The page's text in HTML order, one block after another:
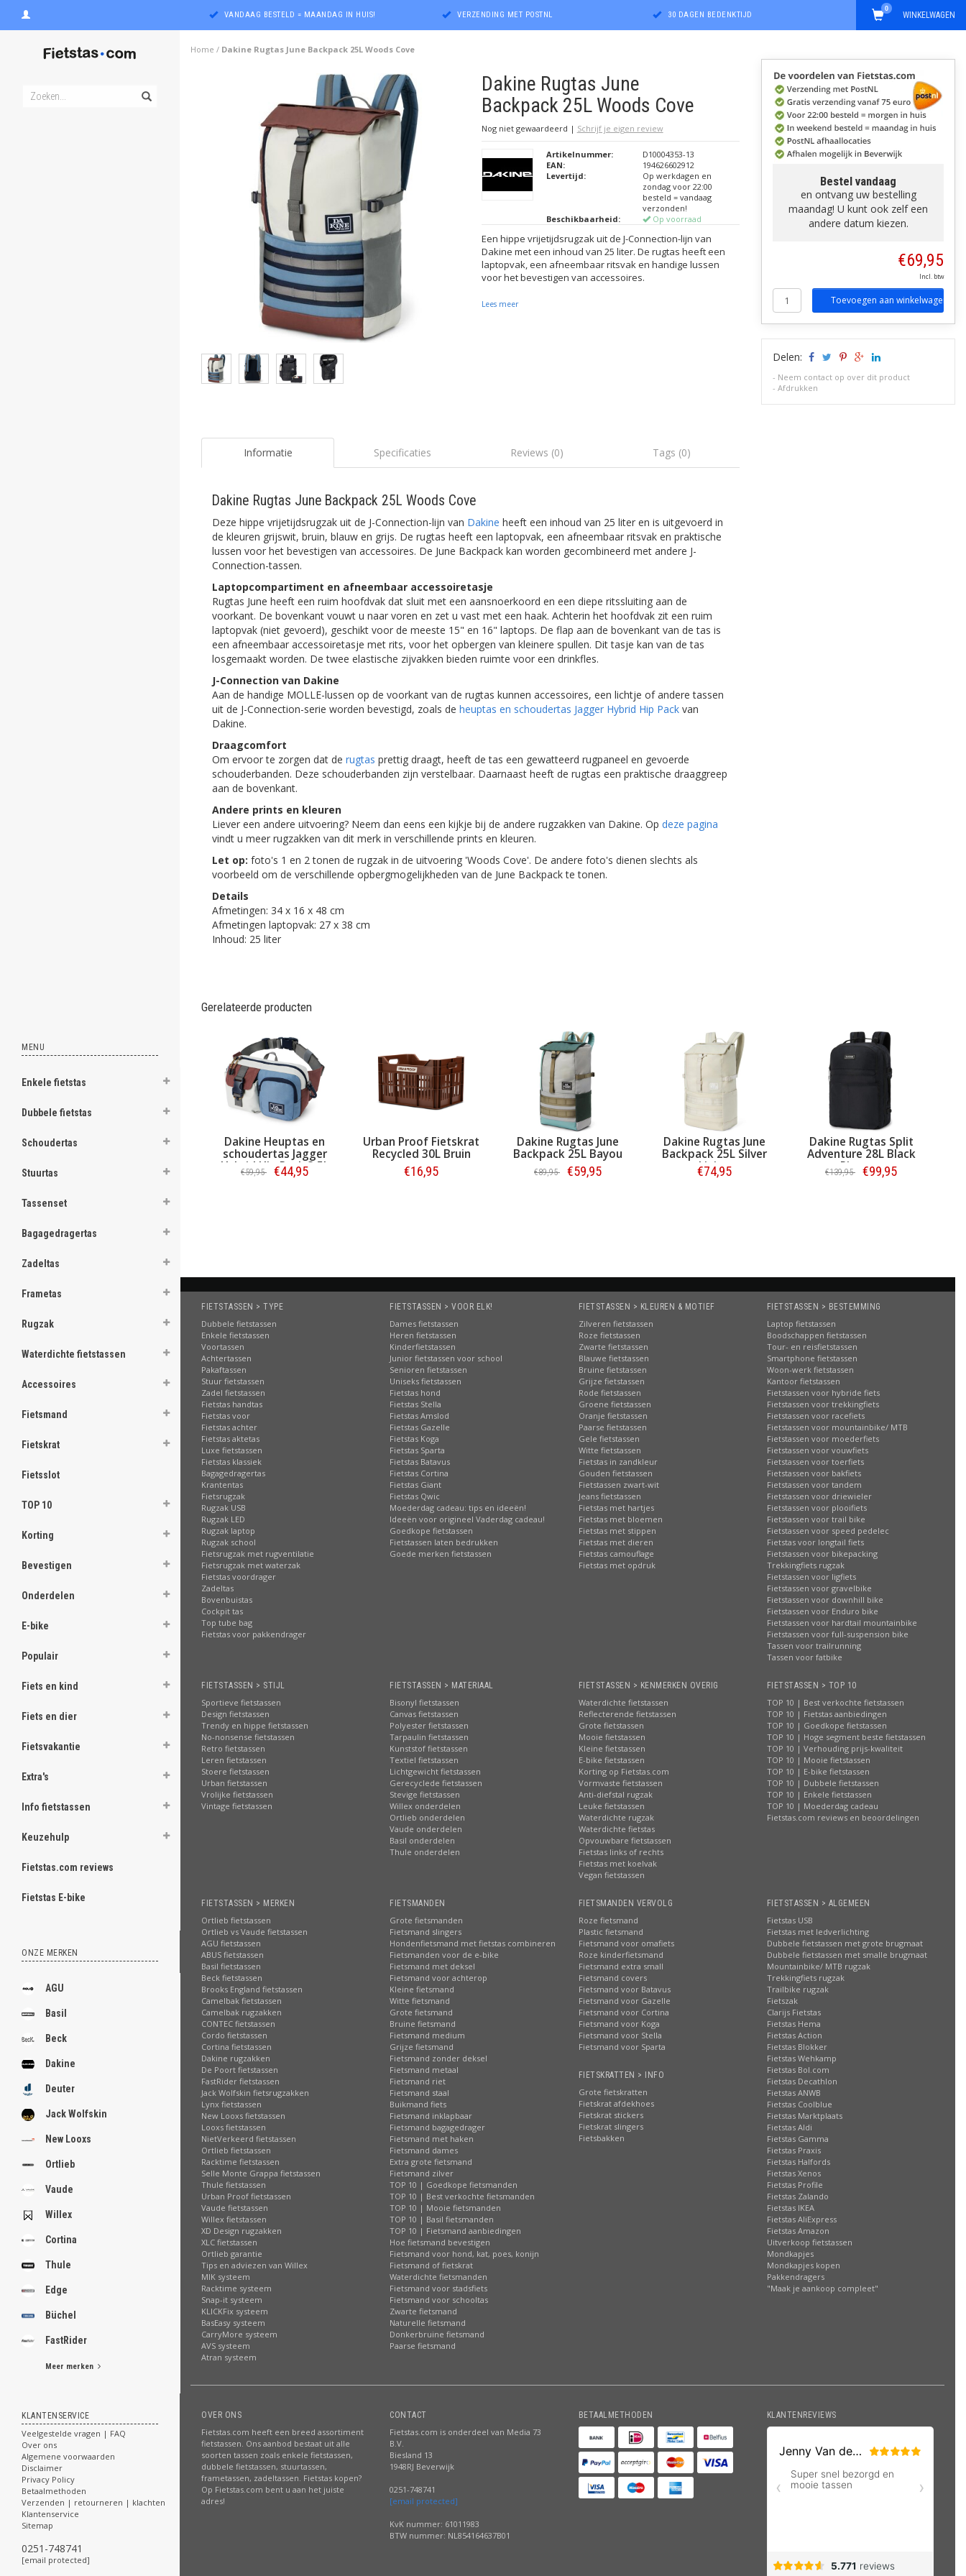
VANDAAG BESTELD = MAANDAG IN HUIS! VERZENDING MET POSTNL 30 DAGEN BEDENKTIJD WINKELWAGEN
0
MENU
Enkele fietstas
Dubbele fietstas
Schoudertas
Stuurtas
Tassenset
Bagagedragertas
Zadeltas
Frametas
Rugzak
Waterdichte fietstassen
Accessoires
Fietsmand
Fietskrat
Fietsslot
TOP 10
Korting
Bevestigen
Onderdelen
E-bike
Populair
Fiets en kind
Fiets en dier
Fietsvakantie
Extra's
Info fietstassen
Keuzehulp
Fietstas.com reviews
Fietstas E-bike
ONZE MERKEN
AGU
Basil
Beck
Dakine
Deuter
Jack Wolfskin
New Looxs
Ortlieb
Vaude
Willex
Cortina
Thule
Edge
Büchel
FastRider
Meer merken
KLANTENSERVICE
Veelgestelde vragen | FAQ
Over ons
Algemene voorwaarden
Disclaimer
Privacy Policy
Betaalmethoden
Verzenden | retourneren | klachten
Klantenservice
Sitemap
0251-748741
[email protected]
.
.
.
.
.
.
.
.
Home / Dakine Rugtas June Backpack 25L Woods Cove
Dakine Rugtas June
Backpack 25L Woods Cove
Nog niet gewaardeerd | Schrijf je eigen review
Artikelnummer:
D10004353-13
EAN:
194626602912
Levertijd:
Op werkdagen en
zondag voor 22:00
besteld = vandaag
verzonden!
Beschikbaarheid:
Op voorraad
Een hippe vrijetijdsrugzak uit de J-Connection-lijn van
Dakine met een inhoud van 25 liter. De rugtas heeft een
laptopvak, een afneembaar ritsvak en handige lussen
voor het bevestigen van accessoires.
Lees meer
Informatie Specificaties Reviews (0) Tags (0)
Dakine Rugtas June Backpack 25L Woods Cove
Deze hippe vrijetijdsrugzak uit de J-Connection-lijn van Dakine heeft een inhoud van 25 liter en is uitgevoerd in
de kleuren grijswit, bruin, blauw en grijs. De rugtas heeft een laptopvak, een afneembaar ritsvak en praktische
lussen voor het bevestigen van accessoires. De June Backpack kan worden gecombineerd met andere J-
Connection-tassen.
Laptopcompartiment en afneembaar accessoiretasje
Rugtas June heeft een ruim hoofdvak dat sluit met een aansnoerkoord en een diepe ritssluiting aan de
voorkant. De bovenkant vouwt u naar voren en zet u vast met een haak. Achterin het hoofdvak zit een ruim
laptopvak (niet gevoerd), geschikt voor de meeste 15" en 16" laptops. De flap aan de bovenkant van de tas is
een afneembaar accessoiretasje met rits, voor het opbergen van kleinere spullen. Dit tasje kan van de tas
losgemaakt worden. De twee elastische zijvakken bieden ruimte voor een drinkfles.
J-Connection van Dakine
Aan de handige MOLLE-lussen op de voorkant van de rugtas kunnen accessoires, een lichtje of andere tassen
uit de J-Connection-serie worden bevestigd, zoals de heuptas en schoudertas Jagger Hybrid Hip Pack van
Dakine.
Draagcomfort
Om ervoor te zorgen dat de rugtas prettig draagt, heeft de tas een gewatteerd rugpaneel en gevoerde
schouderbanden. Deze schouderbanden zijn verstelbaar. Daarnaast heeft de rugtas een praktische draaggreep
aan de bovenkant.
Andere prints en kleuren
Liever een andere uitvoering? Neem dan eens een kijkje bij de andere rugzakken van Dakine. Op deze pagina
vindt u meer rugzakken van dit merk in verschillende prints en kleuren.
Let op: foto's 1 en 2 tonen de rugzak in de uitvoering 'Woods Cove'. De andere foto's dienen slechts als
voorbeeld om de verschillende opbergmogelijkheden van de June Backpack te tonen.
Details
Afmetingen: 34 x 16 x 48 cm
Afmetingen laptopvak: 27 x 38 cm
Inhoud: 25 liter
Bestel vandaag
en ontvang uw bestelling
maandag! U kunt ook zelf een
andere datum kiezen.
€69,95
Incl. btw
Toevoegen aan winkelwagen
Delen:
- Neem contact op over dit product
-Afdrukken
Gerelateerde producten
Dakine Heuptas en
schoudertas Jagger
Hybrid Hip Pack 3,5L
Woods Cove
€59,95 €44,95
Urban Proof Fietskrat
Recycled 30L Bruin
€16,95
Dakine Rugtas June
Backpack 25L Bayou
€89,95 €59,95
Dakine Rugtas June
Backpack 25L Silver
Lining
€74,95
Dakine Rugtas Split
Adventure 28L Black
Ripstop
€139,95 €99,95
FIETSTASSEN > TYPE
Dubbele fietstassen
Enkele fietstassen
Voortassen
Achtertassen
Pakaftassen
Stuur fietstassen
Zadel fietstassen
Fietstas handtas
Fietstas voor
Fietstas achter
Fietstas aktetas
Luxe fietstassen
Fietstas klassiek
Bagagedragertas
Krantentas
Fietsrugzak
Rugzak USB
Rugzak LED
Rugzak laptop
Rugzak school
Fietsrugzak met rugventilatie
Fietsrugzak met waterzak
Fietstas voordrager
Zadeltas
Bovenbuistas
Cockpit tas
Top tube bag
Fietstas voor pakkendrager
FIETSTASSEN > VOOR ELK!
Dames fietstassen
Heren fietstassen
Kinderfietstassen
Junior fietstassen voor school
Senioren fietstassen
Uniseks fietstassen
Fietstas hond
Fietstas Stella
Fietstas Amslod
Fietstas Gazelle
Fietstas Koga
Fietstas Sparta
Fietstas Batavus
Fietstas Cortina
Fietstas Giant
Fietstas Qwic
Moederdag cadeau: tips en ideeën!
Ideeën voor origineel Vaderdag cadeau!
Goedkope fietstassen
Fietstassen laten bedrukken
Goede merken fietstassen
FIETSTASSEN > KLEUREN & MOTIEF
Zilveren fietstassen
Roze fietstassen
Zwarte fietstassen
Blauwe fietstassen
Bruine fietstassen
Grijze fietstassen
Rode fietstassen
Groene fietstassen
Oranje fietstassen
Paarse fietstassen
Gele fietstassen
Witte fietstassen
Fietstas in zandkleur
Gouden fietstassen
Fietstassen zwart-wit
Jeans fietstassen
Fietstas met hartjes
Fietstas met bloemen
Fietstas met stippen
Fietstas met dieren
Fietstas camouflage
Fietstas met opdruk
FIETSTASSEN > BESTEMMING
Laptop fietstassen
Boodschappen fietstassen
Tour- en reisfietstassen
Smartphone fietstassen
Woon-werk fietstassen
Kantoor fietstassen
Fietstassen voor hybride fiets
Fietstassen voor trekkingfiets
Fietstassen voor racefiets
Fietstassen voor mountainbike/ MTB
Fietstassen voor moederfiets
Fietstassen voor vouwfiets
Fietstassen voor toerfiets
Fietstassen voor bakfiets
Fietstassen voor tandem
Fietstassen voor driewieler
Fietstassen voor plooifiets
Fietstassen voor trail bike
Fietstassen voor speed pedelec
Fietstas voor longtail fiets
Fietstassen voor bikepacking
Trekkingfiets rugzak
Fietstassen voor ligfiets
Fietstassen voor gravelbike
Fietstassen voor downhill bike
Fietstassen voor Enduro bike
Fietstassen voor hardtail mountainbike
Fietstassen voor full-suspension bike
Tassen voor trailrunning
Tassen voor fatbike
FIETSTASSEN > STIJL
Sportieve fietstassen
Design fietstassen
Trendy en hippe fietstassen
No-nonsense fietstassen
Retro fietstassen
Leren fietstassen
Stoere fietstassen
Urban fietstassen
Vrolijke fietstassen
Vintage fietstassen
FIETSTASSEN > MATERIAAL
Bisonyl fietstassen
Canvas fietstassen
Polyester fietstassen
Tarpaulin fietstassen
Kunststof fietstassen
Textiel fietstassen
Lichtgewicht fietstassen
Gerecyclede fietstassen
Stevige fietstassen
Willex onderdelen
Ortlieb onderdelen
Vaude onderdelen
Basil onderdelen
Thule onderdelen
FIETSTASSEN > KENMERKEN OVERIG
Waterdichte fietstassen
Reflecterende fietstassen
Grote fietstassen
Mooie fietstassen
Kleine fietstassen
E-bike fietstassen
Korting op Fietstas.com
Vormvaste fietstassen
Anti-diefstal rugzak
Leuke fietstassen
Waterdichte rugzak
Waterdichte fietstas
Opvouwbare fietstassen
Fietstas links of rechts
Fietstas met koelvak
Vegan fietstassen
FIETSTASSEN > TOP 10
TOP 10 | Best verkochte fietstassen
TOP 10 | Fietstas aanbiedingen
TOP 10 | Goedkope fietstassen
TOP 10 | Hoge segment beste fietstassen
TOP 10 | Verhouding prijs-kwaliteit
TOP 10 | Mooie fietstassen
TOP 10 | E-bike fietstassen
TOP 10 | Dubbele fietstassen
TOP 10 | Enkele fietstassen
TOP 10 | Moederdag cadeau
Fietstas.com reviews en beoordelingen
FIETSTASSEN > MERKEN
Ortlieb fietstassen
Ortlieb vs Vaude fietstassen
AGU fietstassen
ABUS fietstassen
Basil fietstassen
Beck fietstassen
Brooks England fietstassen
Camelbak fietstassen
Camelbak rugzakken
CONTEC fietstassen
Cordo fietstassen
Cortina fietstassen
Dakine rugzakken
De Poort fietstassen
FastRider fietstassen
Jack Wolfskin fietsrugzakken
Lynx fietstassen
New Looxs fietstassen
Looxs fietstassen
NietVerkeerd fietstassen
Ortlieb fietstassen
Racktime fietstassen
Selle Monte Grappa fietstassen
Thule fietstassen
Urban Proof fietstassen
Vaude fietstassen
Willex fietstassen
XD Design rugzakken
XLC fietstassen
Ortlieb garantie
Tips en adviezen van Willex
MIK systeem
Racktime systeem
Snap-it systeem
KLICKFix systeem
BasEasy systeem
CarryMore systeem
AVS systeem
Atran systeem
FIETSMANDEN
Grote fietsmanden
Fietsmand slingers
Hondenfietsmand met fietstas combineren
Fietsmanden voor de e-bike
Fietsmand met deksel
Fietsmand voor achterop
Kleine fietsmand
Witte fietsmand
Grote fietsmand
Bruine fietsmand
Fietsmand medium
Grijze fietsmand
Fietsmand zonder deksel
Fietsmand metaal
Fietsmand riet
Fietsmand staal
Buikmand fiets
Fietsmand inklapbaar
Fietsmand bagagedrager
Fietsmand met haken
Fietsmand dames
Extra grote fietsmand
Fietsmand zilver
TOP 10 | Goedkope fietsmanden
TOP 10 | Best verkochte fietsmanden
TOP 10 | Mooie fietsmanden
TOP 10 | Basil fietsmanden
TOP 10 | Fietsmand aanbiedingen
Hoe fietsmand bevestigen
Fietsmand voor hond, kat, poes, konijn
Fietsmand of fietskrat
Waterdichte fietsmanden
Fietsmand voor stadsfiets
Fietsmand voor schooltas
Zwarte fietsmand
Naturelle fietsmand
Donkerbruine fietsmand
Paarse fietsmand
FIETSMANDEN VERVOLG
Roze fietsmand
Plastic fietsmand
Fietsmand voor omafiets
Roze kinderfietsmand
Fietsmand extra small
Fietsmand covers
Fietsmand voor Batavus
Fietsmand voor Gazelle
Fietsmand voor Cortina
Fietsmand voor Koga
Fietsmand voor Stella
Fietsmand voor Sparta
FIETSKRATTEN > INFO
Grote fietskratten
Fietskrat afdekhoes
Fietskrat stickers
Fietskrat slingers
Fietsbakken
FIETSTASSEN > ALGEMEEN
Fietstas USB
Fietstas met ledverlichting
Dubbele fietstassen met grote brugmaat
Dubbele fietstassen met smalle brugmaat
Mountainbike/ MTB rugzak
Trekkingfiets rugzak
Trailbike rugzak
Fietszak
Clarijs Fietstas
Fietstas Hema
Fietstas Action
Fietstas Blokker
Fietstas Wehkamp
Fietstas Bol.com
Fietstas Decathlon
Fietstas ANWB
Fietstas Coolblue
Fietstas Marktplaats
Fietstas Aldi
Fietstas Gamma
Fietstas Praxis
Fietstas Halfords
Fietstas Xenos
Fietstas Profile
Fietstas Zalando
Fietstas IKEA
Fietstas AliExpress
Fietstas Amazon
Uitverkoop fietstassen
Mondkapjes
Mondkapjes kopen
Pakkendragers
"Maak je aankoop compleet"
OVER ONS
Fietstas.com heeft een breed assortiment
fietstassen. Ons aanbod bestaat uit alle
soorten tassen zoals enkele fietstassen,
dubbele fietstassen, stuurtassen,
frametassen, zadeltassen. Fietstas kopen?
Op Fietstas.com bent u aan het juiste
adres!
CONTACT
Fietstas.com is onderdeel van Media 73
B.V.
Biesland 13
1948RJ Beverwijk
0251-748741
[email protected]
KvK nummer: 61011983
BTW nummer: NL854164637B01
BETAALMETHODEN KLANTENREVIEWS